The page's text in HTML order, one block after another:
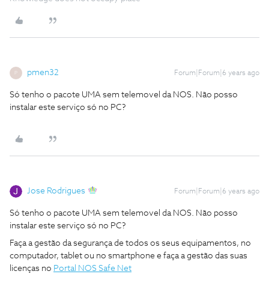
pmen32 Forum|Forum|6 years ago
Só tenho o pacote UMA sem telemovel da NOS. Não posso
instalar este serviço só no PC?
Jose Rodrigues Forum|Forum|6 years ago
Só tenho o pacote UMA sem telemovel da NOS. Não posso
instalar este serviço só no PC?
Faça a gestão da segurança de todos os seus equipamentos, no
computador, tablet ou no smartphone e faça a gestão das suas
licenças no Portal NOS Safe Net